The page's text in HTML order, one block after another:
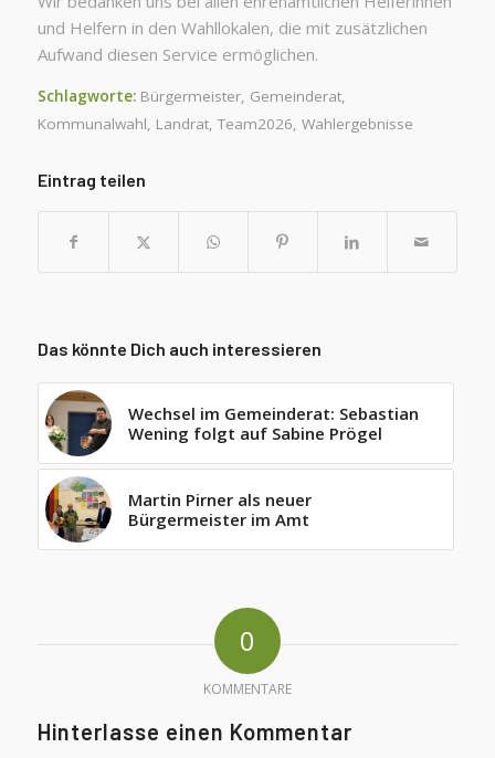
und Helfern in den Wahllokalen, die mit zusätzlichen
Aufwand diesen Service ermöglichen.
Schlagworte: Bürgermeister, Gemeinderat,
Kommunalwahl, Landrat, Team2026, Wahlergebnisse
Eintrag teilen
Das könnte Dich auch interessieren
Wechsel im Gemeinderat: Sebastian
Wening folgt auf Sabine Prögel
Martin Pirner als neuer
Bürgermeister im Amt
0
KOMMENTARE
Hinterlasse einen Kommentar